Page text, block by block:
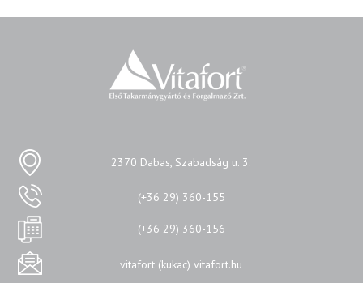
2370 Dabas, Szabadság u. 3.
(+36 29) 360-155
(+36 29) 360-156
vitafort (kukac) vitafort.hu